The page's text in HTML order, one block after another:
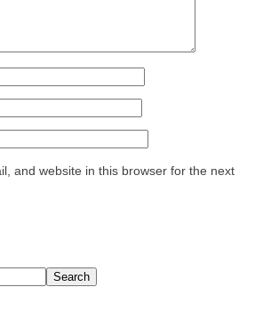
and website in this browser for the next
Search